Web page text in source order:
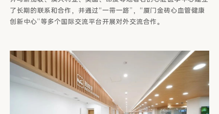
了长期的联系和合作，并通过“一带一路”，“厦门金砖心血管健康
创新中心”等多个国际交流平台开展对外交流合作。